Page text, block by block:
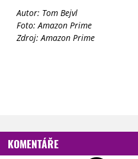
Autor: Tom Bejvl
Foto: Amazon Prime
Zdroj: Amazon Prime
KOMENTÁŘE